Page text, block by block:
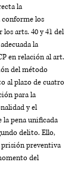
la
los
arts. 40 y 41 del
la
en relación al art.
del método
al plazo de cuatro
para la
y el
pena unificada
delito. Ello,
prisión preventiva
del